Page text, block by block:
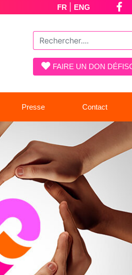
FR ENG
FAIRE UN DON
Presse Contact